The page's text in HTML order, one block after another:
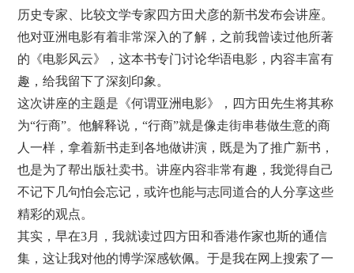
历史专家、比较文学专家四方田犬彦的新书发布会讲座。
他对亚洲电影有着非常深入的了解，之前我曾读过他所著
的《电影风云》，这本书专门讨论华语电影，内容丰富有
趣，给我留下了深刻印象。
这次讲座的主题是《何谓亚洲电影》，四方田先生将其称
为“行商”。他解释说，“行商”就是像走街串巷做生意的商
人一样，拿着新书走到各地做讲演，既是为了推广新书，
也是为了帮出版社卖书。讲座内容非常有趣，我觉得自己
不记下几句怕会忘记，或许也能与志同道合的人分享这些
精彩的观点。
其实，早在3月，我就读过四方田和香港作家也斯的通信
集，这让我对他的博学深感钦佩。于是我在网上搜索了一